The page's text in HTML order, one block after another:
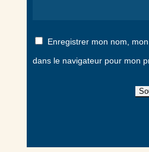
Enregistrer mon nom,
dans le navigateur pour mon